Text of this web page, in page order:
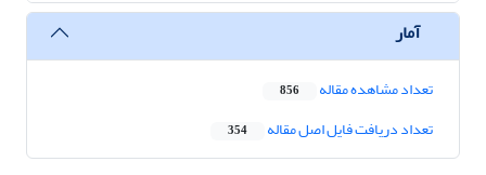
آمار
تعداد مشاهده مقاله 856
تعداد دریافت فایل اصل مقاله 354